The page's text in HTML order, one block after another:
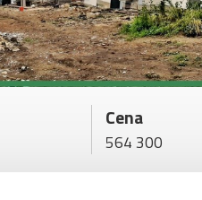
Cena
564 300